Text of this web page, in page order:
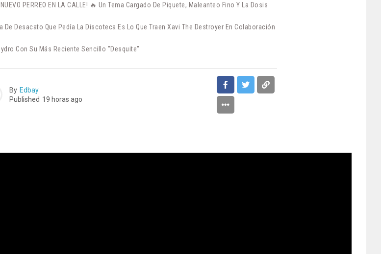
PERREO EN LA CALLE! 🔥 Un Tema Cargado De Piquete, Maleanteo Fino Y La Dosis
De Desacato Que Pedía La Discoteca Es Lo Que Traen Xavi The Destroyer En Colaboración
Con Su Más Reciente Sencillo "Desquite"
By Edbay
Published 19 horas ago